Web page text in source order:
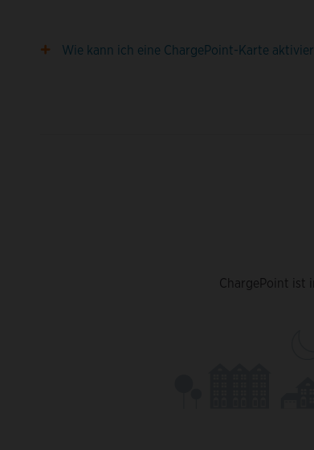
Wie kann ich eine ChargePoint-Karte
ChargePoint ist